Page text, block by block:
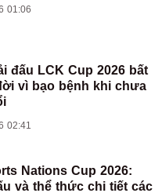
01:06
đấu LCK Cup 2026 bất
vì bạo bệnh khi chưa
02:41
Nations Cup 2026:
và thể thức chi tiết các